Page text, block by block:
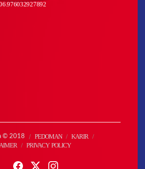
© 2018 PEDOMAN
KARIR
PRIVACY POLICY